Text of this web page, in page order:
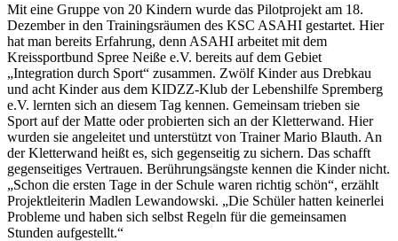
Mit eine Gruppe von 20 Kindern wurde das Pilotprojekt am 18.
Dezember in den Trainingsräumen des KSC ASAHI gestartet. Hier
hat man bereits Erfahrung, denn ASAHI arbeitet mit dem
Kreissportbund Spree Neiße e.V. bereits auf dem Gebiet
„Integration durch Sport“ zusammen. Zwölf Kinder aus Drebkau
und acht Kinder aus dem KIDZZ-Klub der Lebenshilfe Spremberg
e.V. lernten sich an diesem Tag kennen. Gemeinsam trieben sie
Sport auf der Matte oder probierten sich an der Kletterwand. Hier
wurden sie angeleitet und unterstützt von Trainer Mario Blauth. An
der Kletterwand heißt es, sich gegenseitig zu sichern. Das schafft
gegenseitiges Vertrauen. Berührungsängste kennen die Kinder nicht.
„Schon die ersten Tage in der Schule waren richtig schön“, erzählt
Projektleiterin Madlen Lewandowski. „Die Schüler hatten keinerlei
Probleme und haben sich selbst Regeln für die gemeinsamen
Stunden aufgestellt.“